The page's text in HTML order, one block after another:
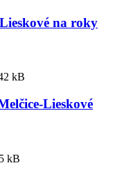
na roky
kB
Lieskové
kB